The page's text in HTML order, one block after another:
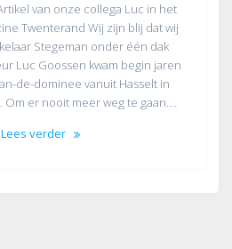
van onze collega Luc in het
Twenterand Wij zijn blij dat wij
Stegeman onder één dak
Luc Goossen kwam begin jaren
de-dominee vanuit Hasselt in
er nooit meer weg te gaan.…
Lees verder